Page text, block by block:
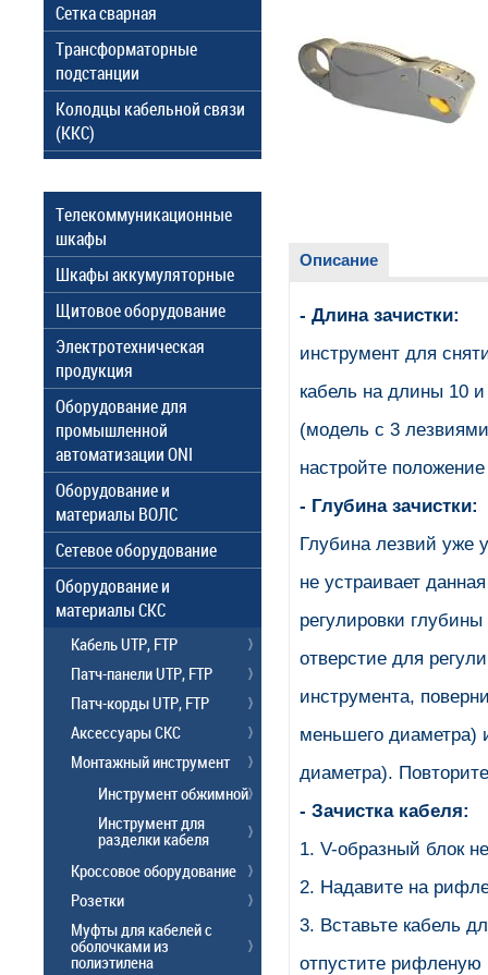
Описание
- Длина зачистки:
инструмент для
кабель на длины 10
(модель с 3
настройте
- Глубина зачистки:
Глубина лезвий уже
не устраивает
регулировки
отверстие для
инструмента,
меньшего диаметра)
диаметра).
- Зачистка кабеля:
1. V-образный блок
2. Надавите на
3. Вставьте кабель
отпустите рифленую
Сетка сварная
Трансформаторные
подстанции
Колодцы кабельной связи
(ККС)
Телекоммуникационные
шкафы
Шкафы аккумуляторные
Щитовое оборудование
Электротехническая
продукция
Оборудование для
промышленной
автоматизации ONI
Оборудование и
материалы ВОЛС
Сетевое оборудование
Оборудование и
материалы СКС
Кабель UTP, FTP
Патч-панели UTP, FTP
Патч-корды UTP, FTP
Аксессуары СКС
Монтажный инструмент
Инструмент обжимной
Инструмент для
разделки кабеля
Кроссовое оборудование
Розетки
Муфты для кабелей с
оболочками из
полиэтилена